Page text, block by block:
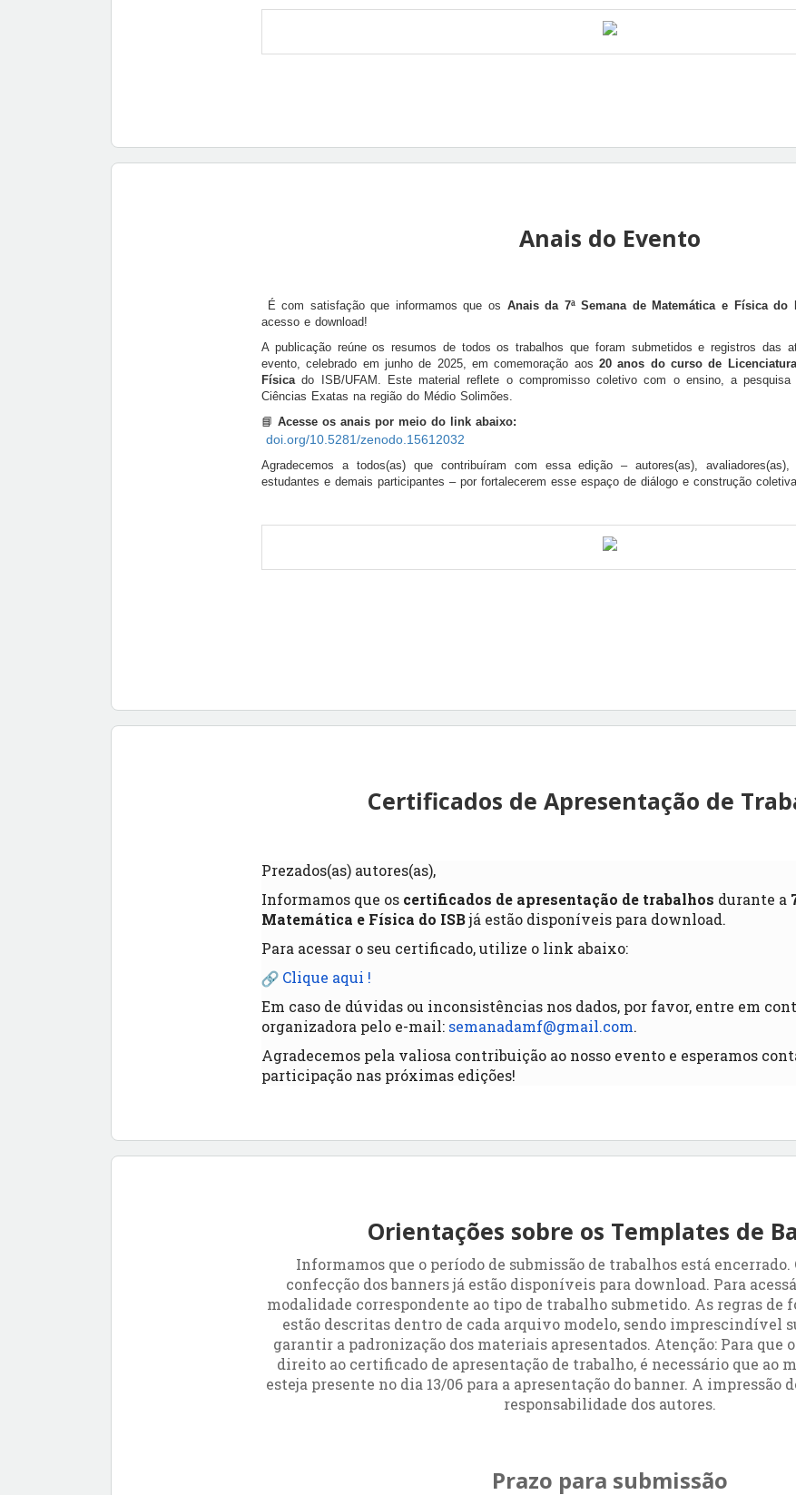
Anais do Evento
É com satisfação que informamos que os Anais da 7ª Semana de Matemática e Física do
acesso e download!
A publicação reúne os resumos de todos os trabalhos que foram submetidos e registros das
evento, celebrado em junho de 2025, em comemoração aos 20 anos do curso de
Física do ISB/UFAM. Este material reflete o compromisso coletivo com o ensino, a
Ciências Exatas na região do Médio Solimões.
📘 Acesse os anais por meio do link abaixo:
doi.org/10.5281/zenodo.15612032
Agradecemos a todos(as) que contribuíram com essa edição – autores(as), avaliadores(as),
estudantes e demais participantes – por fortalecerem esse espaço de diálogo e construção
Certificados de Apresentação de
Prezados(as) autores(as),
Informamos que os certificados de apresentação de trabalhos durante a
Matemática e Física do ISBjá estão disponíveis para download.
Para acessar o seu certificado, utilize o link abaixo:
Clique aqui !
Em caso de dúvidas ou inconsistências nos dados, por favor, entre em
organizadora pelo e-mail: semanadamf@gmail.com.
Agradecemos pela valiosa contribuição ao nosso evento e esperamos
participação nas próximas edições!
Orientações sobre os Templates de
Informamos que o período de submissão de trabalhos está encerrado.
confecção dos banners já estão disponíveis para download. Para
modalidade correspondente ao tipo de trabalho submetido. As regras de
estão descritas dentro de cada arquivo modelo, sendo imprescindível
garantir a padronização dos materiais apresentados. Atenção: Para que
direito ao certificado de apresentação de trabalho, é necessário que ao
esteja presente no dia 13/06 para a apresentação do banner. A impressão
responsabilidade dos autores.
Prazo para submissão